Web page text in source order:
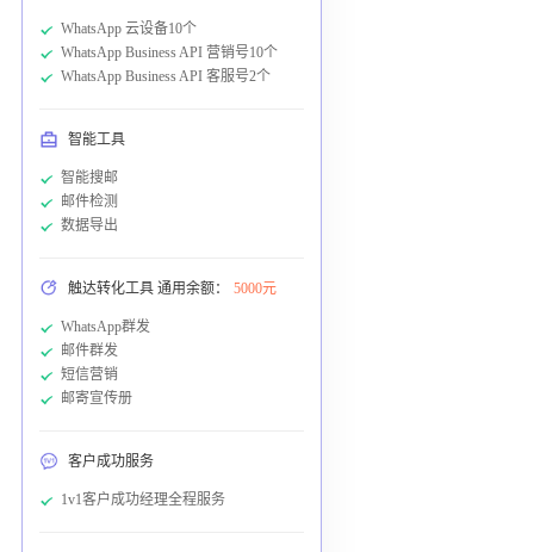
WhatsApp 云设备10个
WhatsApp Business API 营销号10个
WhatsApp Business API 客服号2个
智能工具
智能搜邮
邮件检测
数据导出
触达转化工具 通用余额： 5000元
WhatsApp群发
邮件群发
短信营销
邮寄宣传册
客户成功服务
1v1客户成功经理全程服务